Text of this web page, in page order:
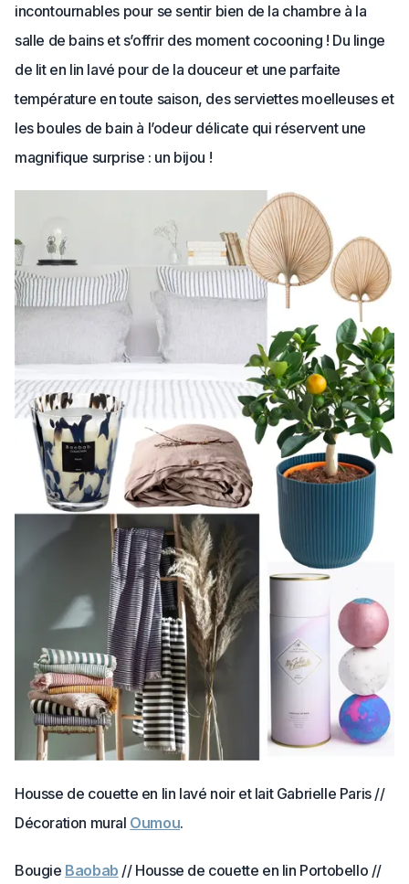
incontournables pour se sentir bien de la chambre à la
salle de bains et s’offrir des moment cocooning ! Du linge
de lit en lin lavé pour de la douceur et une parfaite
température en toute saison, des serviettes moelleuses et
les boules de bain à l’odeur délicate qui réservent une
magnifique surprise : un bijou !
Housse de couette en lin lavé noir et lait Gabrielle Paris //
Décoration mural Oumou.
Bougie Baobab // Housse de couette en lin Portobello //